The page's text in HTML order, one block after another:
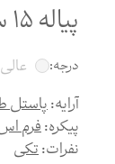
پیاله 15 سانتیمتری پاستل طوسی
درجه: عالی
آرایه:پاستل
پیکره:فرم
نفرات:تکی